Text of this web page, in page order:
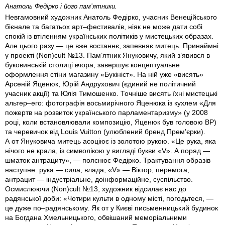
Анатоль Федірко і його пам’ятники.
Невгамовний художник Анатоль Федірко, учасник Венеційського
бієнале та багатьох арт–фестивалів, ніяк не може дати собі
спокій із втіленням українських політиків у мистецьких образах.
Але цього разу — це вже востаннє, запевняє митець. Принаймні
у проекті (Nоn)сult №13. Пам’ятник Януковичу, який з’явився в
буковинській столиці вчора, завершує концептуальне
оформлення стіни магазину «Букініст». На ній уже «висять»
Арсеній Яценюк, Юрій Андрухович (єдиний не політичний
учасник акції) та Юлія Тимошенко. Точніше висять їхні мистецькі
альтер–его: фотографія восьмирічного Яценюка із кухлем «Для
пожертв на розвиток українського парламентаризму» (у 2008
році, коли встановлювали композицію, Яценюк був головою ВР)
та черевичок від Louis Vuitton (улюблений бренд Прем’єрки).
А от Януковича митець асоціює із золотою рукою. «Це рука, яка
нічого не крала, із символікою у вигляді букви «V». А поряд —
шматок антрациту», — пояснює Федірко. Трактування образів
наступне: рука — сила, влада; «V» — Віктор, перемога;
антрацит — індустріальне, доінформаційне, суспільство.
Осмислюючи (Nоn)сult №13, художник відсилає нас до
радянської доби: «Чотири культи в одному місті, погодьтеся, —
це дуже по–радянському. Як от у Києві письменницький будинок
на Богдана Хмельницького, обвішаний меморіальними